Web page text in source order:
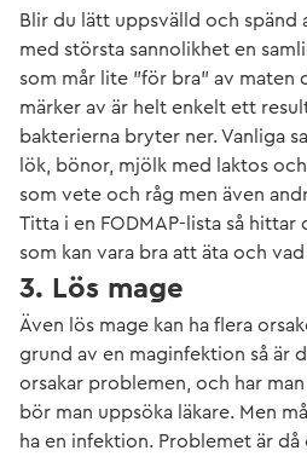
Blir du lätt uppsvälld och spänd
med största sannolikhet en
som mår lite ”för bra" av maten
märker av är helt enkelt ett
bakterierna bryter ner. Vanliga
lök, bönor, mjölk med laktos
som vete och råg men även
Titta i en FODMAP-lista så hittar
som kan vara bra att äta och
3. Lös mage
Även lös mage kan ha flera
grund av en maginfektion så är
orsakar problemen, och har
bör man uppsöka läkare. Men
ha en infektion. Problemet är